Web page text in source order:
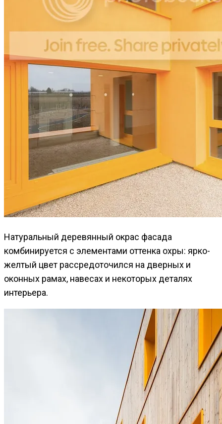
Натуральный деревянный окрас фасада
комбинируется с элементами оттенка охры: ярко-
желтый цвет рассредоточился на дверных и
оконных рамах, навесах и некоторых деталях
интерьера.